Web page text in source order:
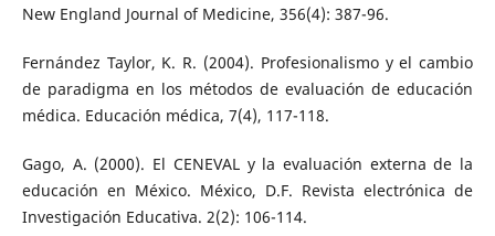
New England Journal of Medicine, 356(4): 387-96.
Fernández Taylor, K. R. (2004). Profesionalismo y el cambio
de paradigma en los métodos de evaluación de educación
médica. Educación médica, 7(4), 117-118.
Gago, A. (2000). El CENEVAL y la evaluación externa de la
educación en México. México, D.F. Revista electrónica de
Investigación Educativa. 2(2): 106-114.